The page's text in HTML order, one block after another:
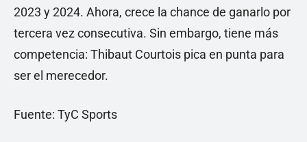
2023 y 2024. Ahora, crece la chance de ganarlo por
tercera vez consecutiva. Sin embargo, tiene más
competencia: Thibaut Courtois pica en punta para
ser el merecedor.
Fuente: TyC Sports